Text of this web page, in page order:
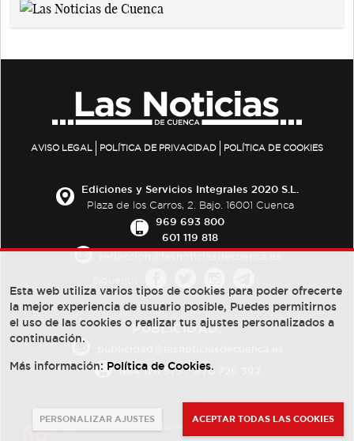
AVISO LEGAL POLÍTICA DE PRIVACIDAD POLÍTICA DE COOKIES
Ediciones y Servicios Integrales 2020 S.L.
Plaza de los Carros, 2. Bajo. 16001 Cuenca
969 693 800
601 119 818
PUBLICIDAD:
684 126 573/670 726 392
Esta web utiliza varios tipos de cookies para poder ofrecerte
la mejor experiencia de usuario posible, Puedes permitirnos
el uso de las cookies o realizar tus ajustes personalizados a
continuación.
Más información: Política de Cookies.
PERSONALIZAR AJUSTES ACEPTAR TODAS LAS COOKIES